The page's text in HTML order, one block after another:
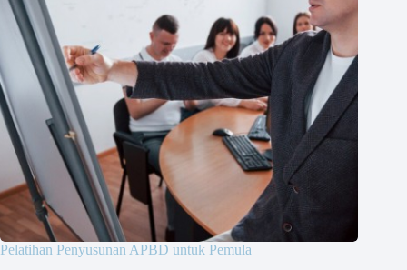
Pelatihan Penyusunan APBD untuk Pemula